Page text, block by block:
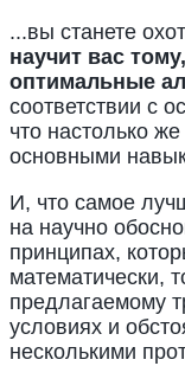
...вы станете
научит вас
оптимальные
соответствии с
что настолько
основными
И, что самое
на научно
принципах,
математически,
предлагаемому
условиях и
несколькими